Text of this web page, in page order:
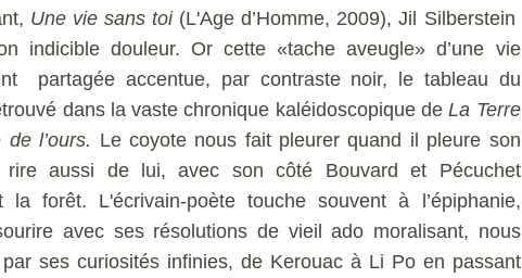
Une vie sans toi (L'Age d’Homme, 2009), Jil Silberstein
indicible douleur. Or cette «tache aveugle» d’une vie
partagée accentue, par contraste noir, le tableau du
dans la vaste chronique kaléidoscopique deLa Terre
de l’ours. Le coyote nous fait pleurer quand il pleure son
rire aussi de lui, avec son côté Bouvard et Pécuchet
la forêt. L'écrivain-poète touche souvent à l’épiphanie,
avec ses résolutions de vieil ado moralisant, nous
ses curiosités infinies, de Kerouac à Li Po en passant